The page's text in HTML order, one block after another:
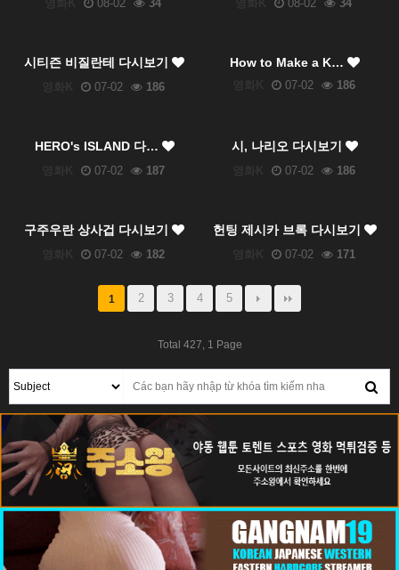
08-02 34 08-02 34
시티즌 비질란테 다시보기
07-02 186
How to Make a K…
07-02 186
HERO's ISLAND 다…
07-02 187
시, 나리오 다시보기
07-02 186
구주우란 상사겁 다시보기
07-02 182
헌팅 제시카 브록 다시보기
07-02 171
1 2 3 4 5
Total 427,1 Page